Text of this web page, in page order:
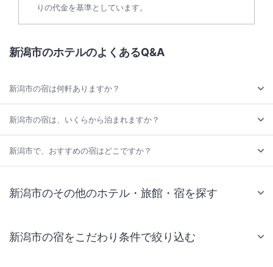
りの代金を基準としています。
新潟市のホテルのよくあるQ&A
新潟市の宿は何軒ありますか？
新潟市の宿は、いくらから泊まれますか？
新潟市で、おすすめの宿はどこですか？
新潟市のその他のホテル・旅館・宿を探す
新潟市の宿をこだわり条件で絞り込む